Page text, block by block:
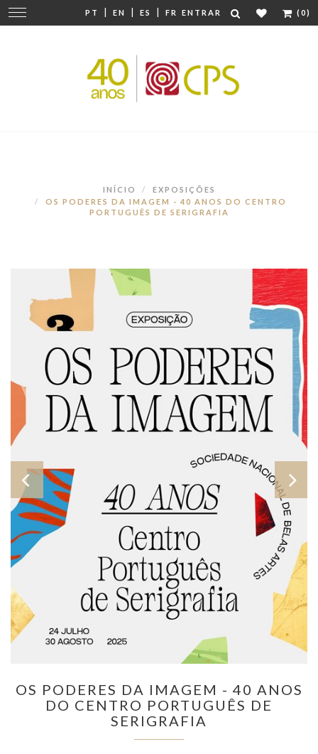
PT | EN | ES | FR ENTRAR (0)
Mudar
navegação
INÍCIO
EXPOSIÇÕES
OS PODERES DA IMAGEM - 40 ANOS DO CENTRO
PORTUGUÊS DE SERIGRAFIA
OS PODERES DA IMAGEM - 40 ANOS
DO CENTRO PORTUGUÊS DE
SERIGRAFIA